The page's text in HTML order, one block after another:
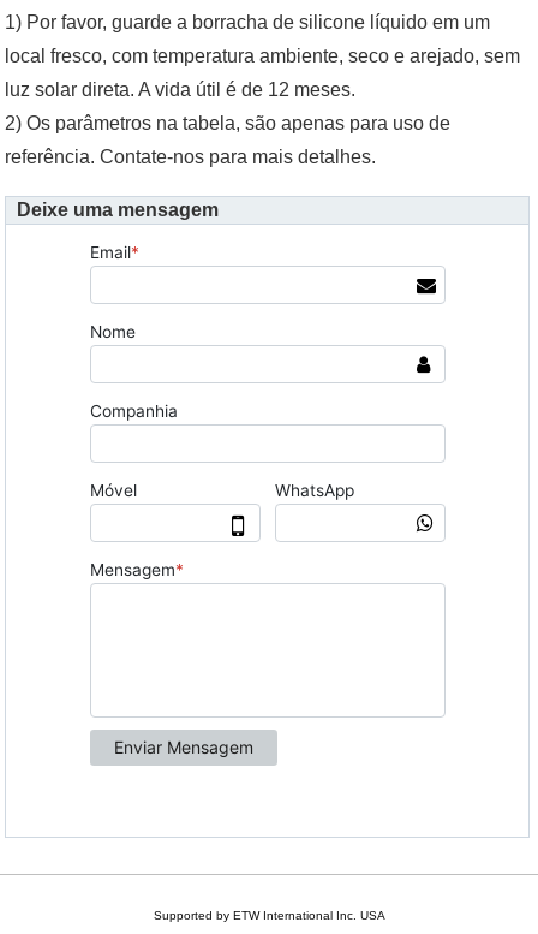
1) Por favor, guarde a borracha de silicone líquido em um
local fresco, com temperatura ambiente, seco e arejado, sem
luz solar direta. A vida útil é de 12 meses.
2) Os parâmetros na tabela, são apenas para uso de
referência. Contate-nos para mais detalhes.
Deixe uma mensagem
Supported by ETW International Inc. USA